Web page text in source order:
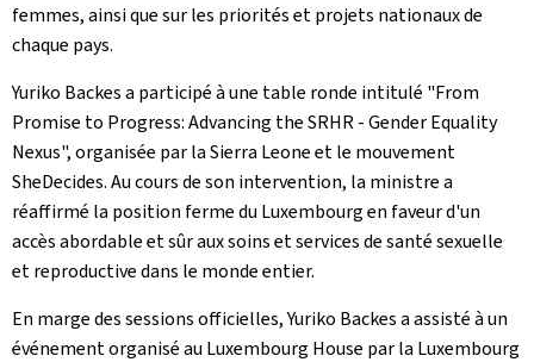
femmes, ainsi que sur les priorités et projets nationaux de
chaque pays.
Yuriko Backes a participé à une table ronde intitulé "From
Promise to Progress: Advancing the SRHR - Gender Equality
Nexus", organisée par la Sierra Leone et le mouvement
SheDecides. Au cours de son intervention, la ministre a
réaffirmé la position ferme du Luxembourg en faveur d'un
accès abordable et sûr aux soins et services de santé sexuelle
et reproductive dans le monde entier.
En marge des sessions officielles, Yuriko Backes a assisté à un
événement organisé au Luxembourg House par la Luxembourg